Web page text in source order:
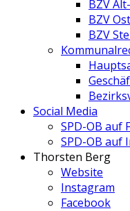
BZV
BZV
BZV
Social Media
SPD-OB auf
SPD-OB auf
Thorsten Berg
Website
Instagram
Facebook